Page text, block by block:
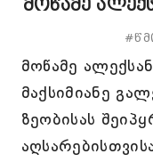
მოწამე
მოწამე
მაქსიმიანე
ზეობისას